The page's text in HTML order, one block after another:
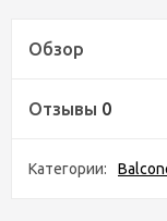
Обзор
Отзывы 0
Категории: